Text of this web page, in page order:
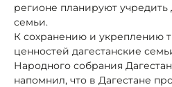
регионе планируют
семьи.
К сохранению и укреплению
ценностей дагестанские
Народного собрания
напомнил, что в Дагестане